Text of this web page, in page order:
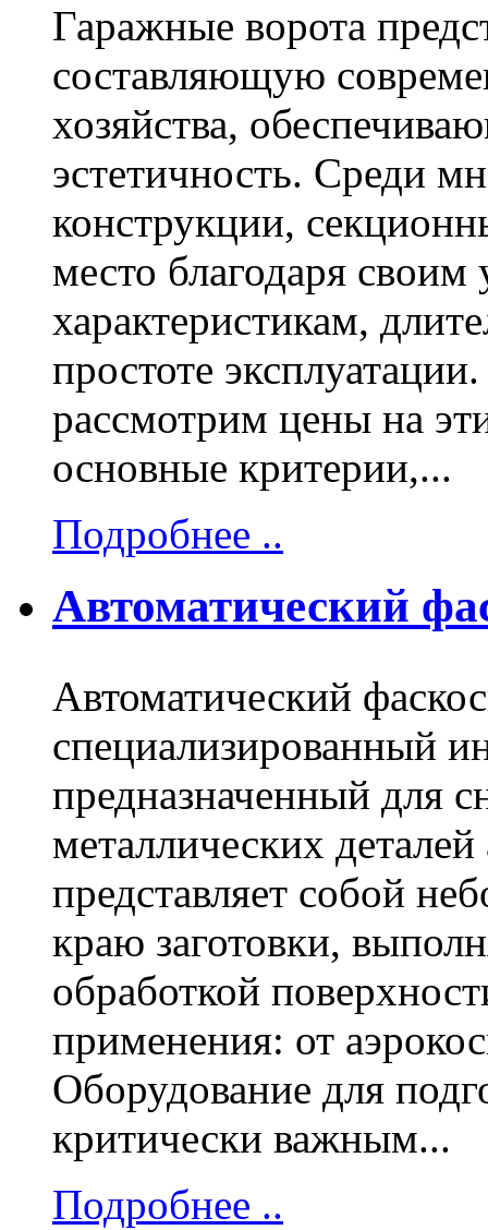
Гаражные ворота
составляющую
хозяйства,
эстетичность. Среди
конструкции,
место благодаря
характеристикам,
простоте
рассмотрим цены на
основные критерии,...
Подробнее ..
Автоматический
Автоматический
специализированный
предназначенный для
металлических
представляет собой
краю заготовки,
обработкой
применения: от
Оборудование для
критически важным...
Подробнее ..